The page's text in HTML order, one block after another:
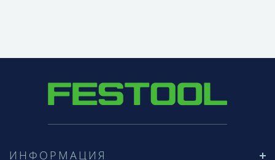
ИНФОРМАЦИЯ